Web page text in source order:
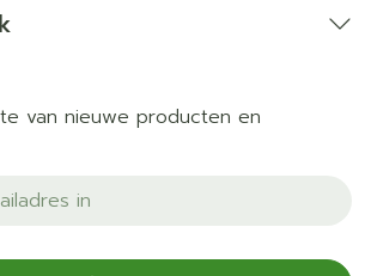
van nieuwe producten en